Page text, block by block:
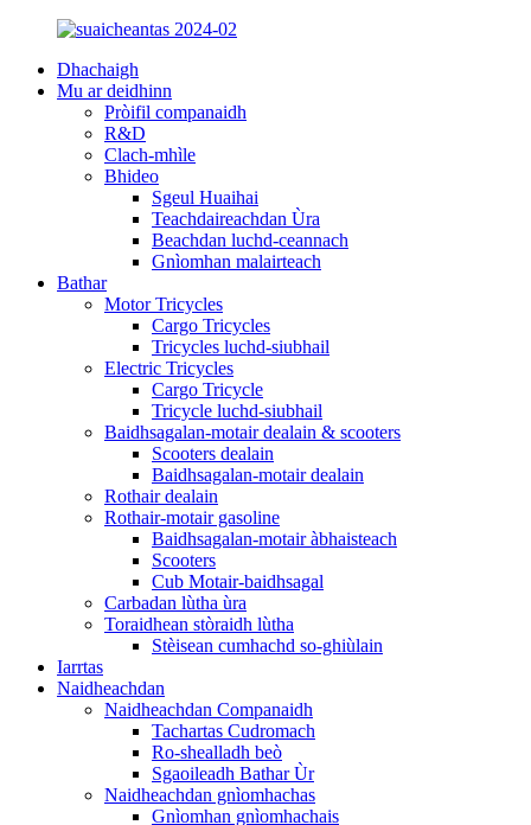
Dhachaigh
Mu ar deidhinn
Pròifil companaidh
R&D
Clach-mhìle
Bhideo
Sgeul Huaihai
Teachdaireachdan Ùra
Beachdan luchd-ceannach
Gnìomhan malairteach
Bathar
Motor Tricycles
Cargo Tricycles
Tricycles luchd-siubhail
Electric Tricycles
Cargo Tricycle
Tricycle luchd-siubhail
Baidhsagalan-motair dealain & scooters
Scooters dealain
Baidhsagalan-motair dealain
Rothair dealain
Rothair-motair gasoline
Baidhsagalan-motair àbhaisteach
Scooters
Cub Motair-baidhsagal
Carbadan lùtha ùra
Toraidhean stòraidh lùtha
Stèisean cumhachd so-ghiùlain
Iarrtas
Naidheachdan
Naidheachdan Companaidh
Tachartas Cudromach
Ro-shealladh beò
Sgaoileadh Bathar Ùr
Naidheachdan gnìomhachas
Gnìomhan gnìomhachais